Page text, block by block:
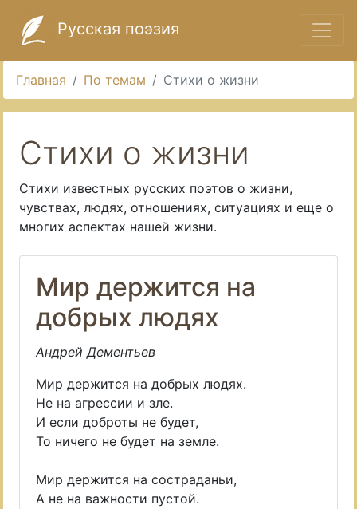
Русская поэзия
Главная По темам Стихи о жизни
Стихи о жизни
Стихи известных русских поэтов о жизни,
чувствах, людях, отношениях, ситуациях и еще о
многих аспектах нашей жизни.
Мир держится на
добрых людях
Андрей Дементьев
Мир держится на добрых людях.
Не на агрессии и зле.
И если доброты не будет,
То ничего не будет на земле.
Мир держится на состраданьи,
А не на важности пустой.